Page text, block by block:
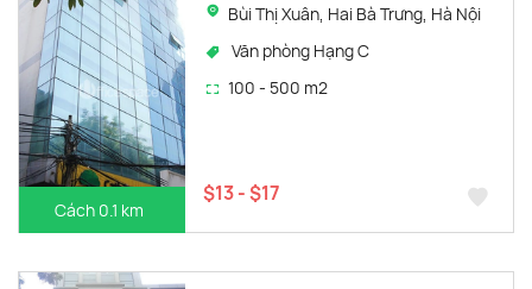
Cách 0.1 km
Bùi Thị Xuân, Hai Bà Trưng, Hà Nội
Văn phòng Hạng C
100 - 500 m2
$13 - $17